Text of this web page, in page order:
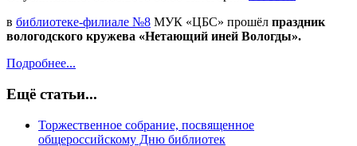
в библиотеке-филиале №8 МУК «ЦБС» прошёл праздник
вологодского кружева «Нетающий иней Вологды».
Подробнее...
Ещё статьи...
Торжественное собрание, посвященное
общероссийскому Дню библиотек